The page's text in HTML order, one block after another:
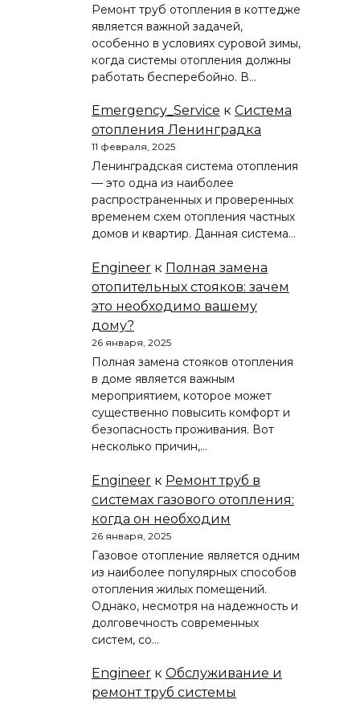
Ремонт труб отопления в коттедже
является важной задачей,
особенно в условиях суровой зимы,
когда системы отопления должны
работать бесперебойно. В…
Emergency_Service к Система
отопления Ленинградка
11 февраля, 2025
Ленинградская система отопления
— это одна из наиболее
распространенных и проверенных
временем схем отопления частных
домов и квартир. Данная система…
Engineer к Полная замена
отопительных стояков: зачем
это необходимо вашему
дому?
26 января, 2025
Полная замена стояков отопления
в доме является важным
мероприятием, которое может
существенно повысить комфорт и
безопасность проживания. Вот
несколько причин,…
Engineer к Ремонт труб в
системах газового отопления:
когда он необходим
26 января, 2025
Газовое отопление является одним
из наиболее популярных способов
отопления жилых помещений.
Однако, несмотря на надежность и
долговечность современных
систем, со…
Engineer к Обслуживание и
ремонт труб системы